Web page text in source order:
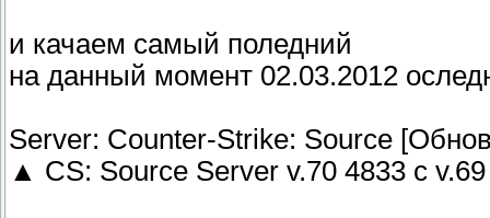
и качаем самый поледний
на данный момент 02.03.2012
Server: Counter-Strike: Source
▲ CS: Source Server v.70 4833 c